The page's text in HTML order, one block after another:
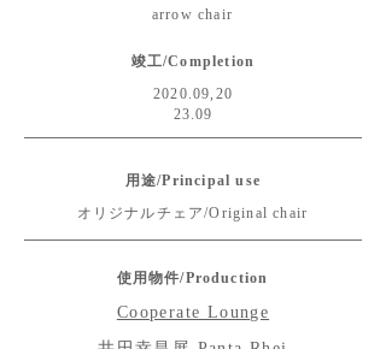
arrow chair
竣工/Completion
2020.09,20
23.09
用途/Principal use
オリジナルチェア/Original chair
使用物件/Production
Cooperate Lounge